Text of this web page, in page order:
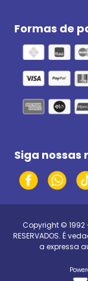
Formas de
Siga nossas
Copyright © 1992
RESERVADOS. É
a expressa